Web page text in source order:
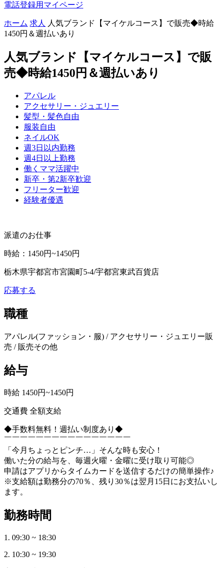
電話登録用マイページ
ホーム 求人
人気ブランド【マイケルコース】で販売◆時給
1450円＆週払いあり
人気ブランド【マイケルコース】で販
売◆時給1450円＆週払いあり
アパレル
アクセサリー・ジュエリー
髪型・髪色自由
服装自由
ネイルOK
週3日以内勤務
週4日以上勤務
働くママ活躍中
新卒・第2新卒歓迎
フリーター歓迎
経験者優遇
派遣のお仕事
時給 ： 1450円~1450円
栃木県宇都宮市宮園町5-4/宇都宮東武百貨店
応募する
職種
アパレル(ファッション・服) / アクセサリー・ジュエリー販
売 / 販売その他
給与
時給 1450円~1450円
交通費 全額支給
◆手数料無料！週払い制度あり◆
￣￣￣￣￣￣￣￣￣￣￣￣￣￣￣￣
「今月ちょっとピンチ…」そんな時も安心！
働いた分の給与を、毎週火曜・金曜に受け取り可能◎
申請はアプリからタイムカードを送信するだけの簡単操作♪
※支給額は勤務分の70％、残り30％は翌月15日にお支払いし
ます。
勤務時間
1. 09:30 ~ 18:30
2. 10:30 ~ 19:30